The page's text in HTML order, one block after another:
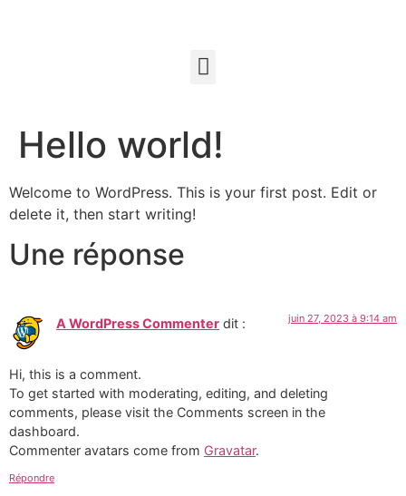
Hello world!
Welcome to WordPress. This is your first post. Edit or
delete it, then start writing!
Une réponse
A WordPress Commenter dit : juin 27, 2023 à 9:14 am
Hi, this is a comment.
To get started with moderating, editing, and deleting
comments, please visit the Comments screen in the
dashboard.
Commenter avatars come from Gravatar.
Répondre